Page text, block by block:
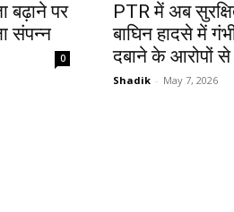
बढ़ाने पर
संपन्न
0
PTR में अब
बाघिन हादसे में
दबाने के आरोपों से
Shadik - May 7, 2026